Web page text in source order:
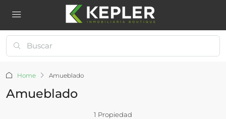
Home Amueblado
Amueblado
1 Propiedad